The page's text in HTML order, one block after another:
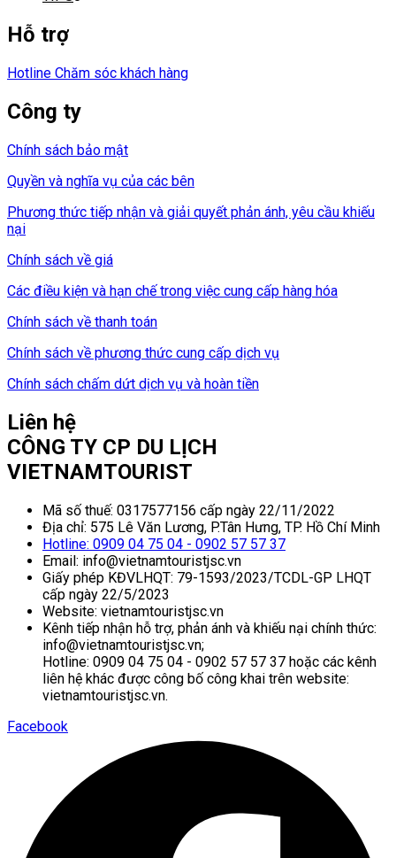
Hỗ trợ
Hotline Chăm sóc khách hàng
Công ty
Chính sách bảo mật
Quyền và nghĩa vụ của các bên
Phương thức tiếp nhận và giải quyết phản ánh, yêu cầu khiếu
nại
Chính sách về giá
Các điều kiện và hạn chế trong việc cung cấp hàng hóa
Chính sách về thanh toán
Chính sách về phương thức cung cấp dịch vụ
Chính sách chấm dứt dịch vụ và hoàn tiền
Liên hệ
CÔNG TY CP DU LỊCH
VIETNAMTOURIST
Mã số thuế: 0317577156 cấp ngày 22/11/2022
Địa chỉ: 575 Lê Văn Lương, P.Tân Hưng, TP. Hồ Chí Minh
Hotline: 0909 04 75 04 - 0902 57 57 37
Email: info@vietnamtouristjsc.vn
Giấy phép KĐVLHQT: 79-1593/2023/TCDL-GP LHQT
cấp ngày 22/5/2023
Website: vietnamtouristjsc.vn
Kênh tiếp nhận hỗ trợ, phản ánh và khiếu nại chính thức:
info@vietnamtouristjsc.vn;
Hotline: 0909 04 75 04 - 0902 57 57 37 hoặc các kênh
liên hệ khác được công bố công khai trên website:
vietnamtouristjsc.vn.
Facebook